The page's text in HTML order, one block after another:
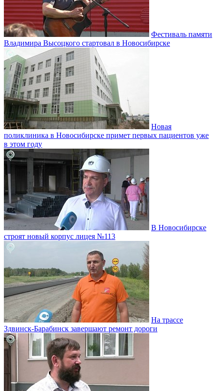
Фестиваль памяти
Владимира Высоцкого стартовал в Новосибирске
Новая
поликлиника в Новосибирске примет первых пациентов уже
в этом году
В Новосибирске
строят новый корпус лицея №113
На трассе
Здвинск-Барабинск завершают ремонт дороги